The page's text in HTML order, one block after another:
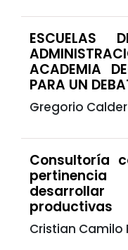
ESCUELAS
ACADEMIA
PARA UN
Gregorio
Consultoría
productivas
Cristian Camilo